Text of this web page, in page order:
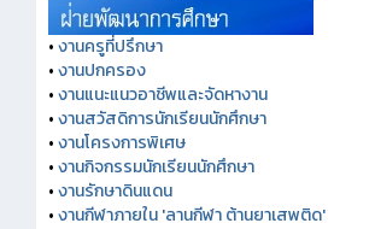
•งานครูที่ปรึกษา
•งานปกครอง
•งานแนะแนวอาชีพและจัดหางาน
•งานสวัสดิการนักเรียนนักศึกษา
•งานโครงการพิเศษ
•งานกิจกรรมนักเรียนนักศึกษา
•งานรักษาดินแดน
•งานกีฬาภายใน 'ลานกีฬา ต้านยาเสพติด'